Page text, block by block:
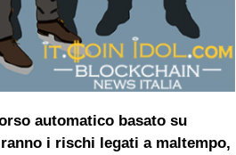
automatico basato su
i rischi legati a maltempo,